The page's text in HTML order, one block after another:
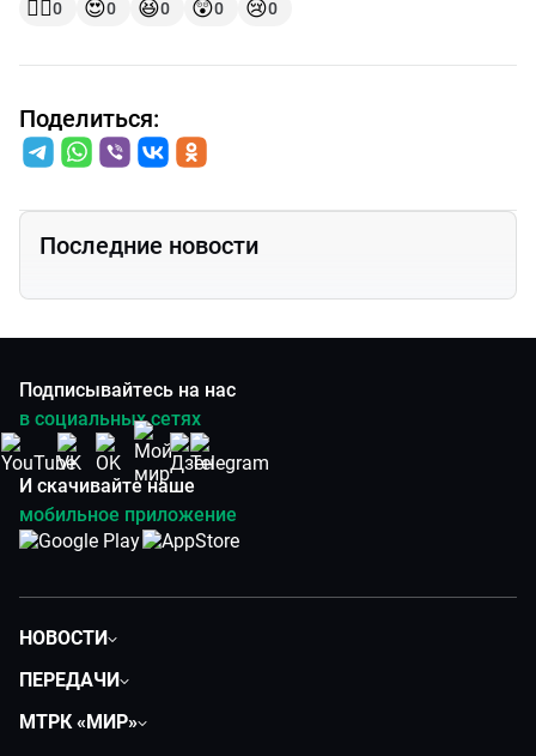
👍🏻0 😍0 😆0 😲0 😢0
Поделиться:
Последние новости
Подписывайтесь на нас
в социальных сетях
И скачивайте наше
мобильное приложение
НОВОСТИ
Экономика
ПЕРЕДАЧИ
МТРК «МИР»